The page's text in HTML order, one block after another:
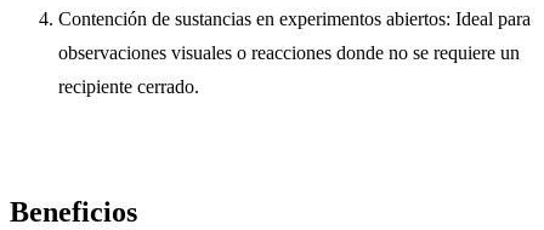
Contención de sustancias en experimentos abiertos: Ideal para
observaciones visuales o reacciones donde no se requiere un
recipiente cerrado.
Beneficios